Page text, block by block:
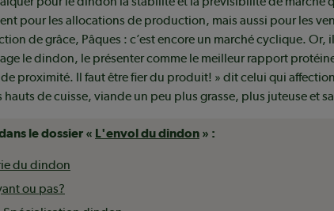
pour les allocations de production, mais aussi pour les
de grâce, Pâques : c’est encore un marché cyclique. Or,
le dindon, le présenter comme le meilleur rapport
proximité. Il faut être fier du produit! » dit celui qui
de cuisse, viande un peu plus grasse, plus juteuse et
le dossier « L'envol du dindon » :
du dindon
ou pas?